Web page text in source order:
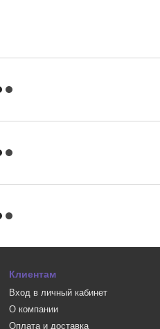
Клиентам
Вход в личный кабинет
О компании
Оплата и доставка